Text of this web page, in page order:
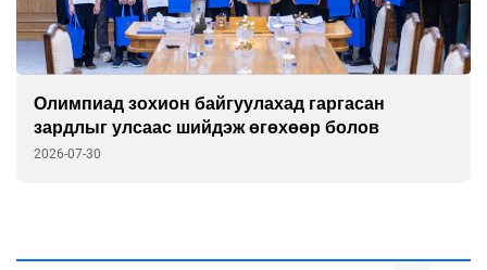
Олимпиад зохион байгуулахад гаргасан
зардлыг улсаас шийдэж өгөхөөр болов
2026-07-30